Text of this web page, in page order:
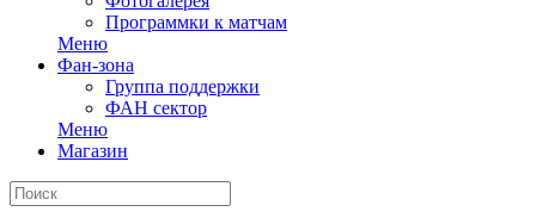
Программки к матчам
Меню
Фан-зона
Группа поддержки
ФАН сектор
Меню
Магазин